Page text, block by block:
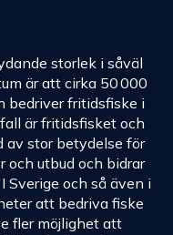
storlek i såväl
är att cirka 50 000
bedriver fritidsfiske i
är fritidsfisket och
av stor betydelse för
och utbud och bidrar
och så även i
att bedriva fiske
fler möjlighet att